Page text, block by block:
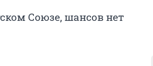
Союзе, шансов нет